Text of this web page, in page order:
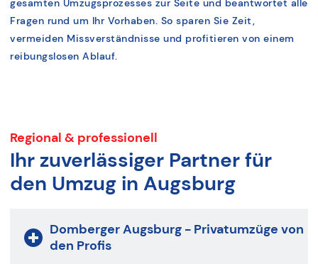
gesamten Umzugsprozesses zur Seite und beantwortet alle
Fragen rund um Ihr Vorhaben. So sparen Sie Zeit,
vermeiden Missverständnisse und profitieren von einem
reibungslosen Ablauf.
Regional & professionell
Ihr zuverlässiger Partner für
den Umzug in Augsburg
Domberger Augsburg - Privatumzüge von
den Profis